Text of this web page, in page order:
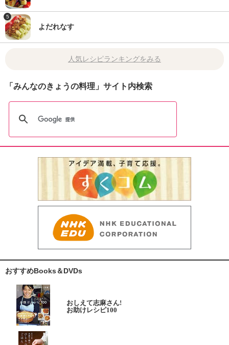
5
よだれなす
人気レシピランキングをみる
「みんなのきょうの料理」サイト内検索
おすすめBooks＆DVDs
おしえて志麻さん!
お助けレシピ100